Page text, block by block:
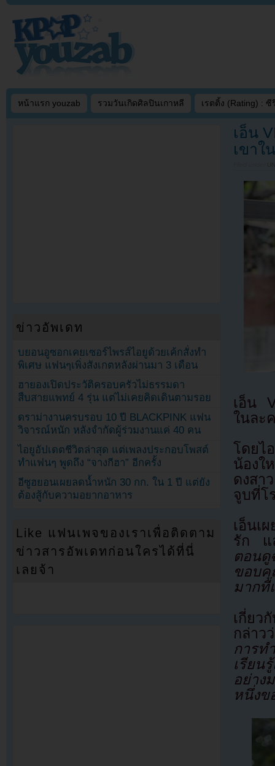
หน้าแรก youzab รวมวันเกิดศิลปินเกาหลี เรตติ้ง (Rating) : ซี
เอ็น
เขาใ
เอ็น
ในละ
โดยไ
น้องใ
ดงสา
จูบที่โ
เอ็นเ
รัก แ
ตอน
ขอบคุ
มากที่
เกี่ยว
กล่าว
การ
เรียน
อย่า
หนึ่งข
ข่าวอัพเดท
บยอนอูซอกเคยเซอร์ไพรส์ไอยูด้วยเค้กสั่งทำ
พิเศษ แฟนๆเพิ่งสังเกตหลังผ่านมา 3 เดือน
ฮายองเปิดประวัติครอบครัวไม่ธรรมดา
สืบสายแพทย์ 4 รุ่น แต่ไม่เคยคิดเดินตามรอย
ดราม่างานครบรอบ 10 ปี BLACKPINK แฟน
วิจารณ์หนัก หลังจำกัดผู้ร่วมงานแค่ 40 คน
ไอยูอัปเดตชีวิตล่าสุด แต่เพลงประกอบโพสต์
ทำแฟนๆ พูดถึง “จางกีฮา” อีกครั้ง
อีซูฮยอนเผยลดน้ำหนัก 30 กก. ใน 1 ปี แต่ยัง
ต้องสู้กับความอยากอาหาร
Like แฟนเพจของเราเพื่อติดตาม
ข่าวสารอัพเดทก่อนใครได้ที่นี่
เลยจ้า